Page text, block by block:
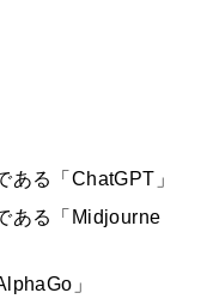
ある「ChatGPT」
ある「Midjourne
」